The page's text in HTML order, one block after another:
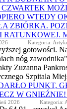
WTEDY
ZBIÓRKA.
RATUNKOWEJ.
Kategoria:
gotowości.
nóg
Zuzanna
Szpitala
PUNKT,
W GNIEŹNIE!
2026 Kategoria: